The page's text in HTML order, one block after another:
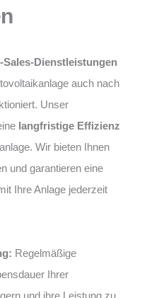
Dienstleistungen
auch nach
Unser
langfristige Effizienz
Wir bieten Ihnen
und garantieren eine
Ihre Anlage jederzeit
Regelmäßige
Ihrer
und ihre Leistung zu